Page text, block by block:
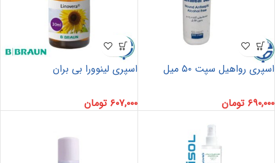
اسپری رواهیل سپت ۵۰ میل
۶۹۰,۰۰۰ تومان
اسپری لینوورا بی بران
۶۰۷,۰۰۰ تومان